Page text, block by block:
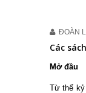
ĐOÀN
Các
Mở đầu
Từ thế kỷ